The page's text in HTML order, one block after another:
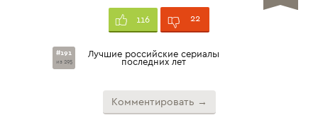
116 22
#191
из 295
Лучшие российские сериалы
последних лет
Комментировать →